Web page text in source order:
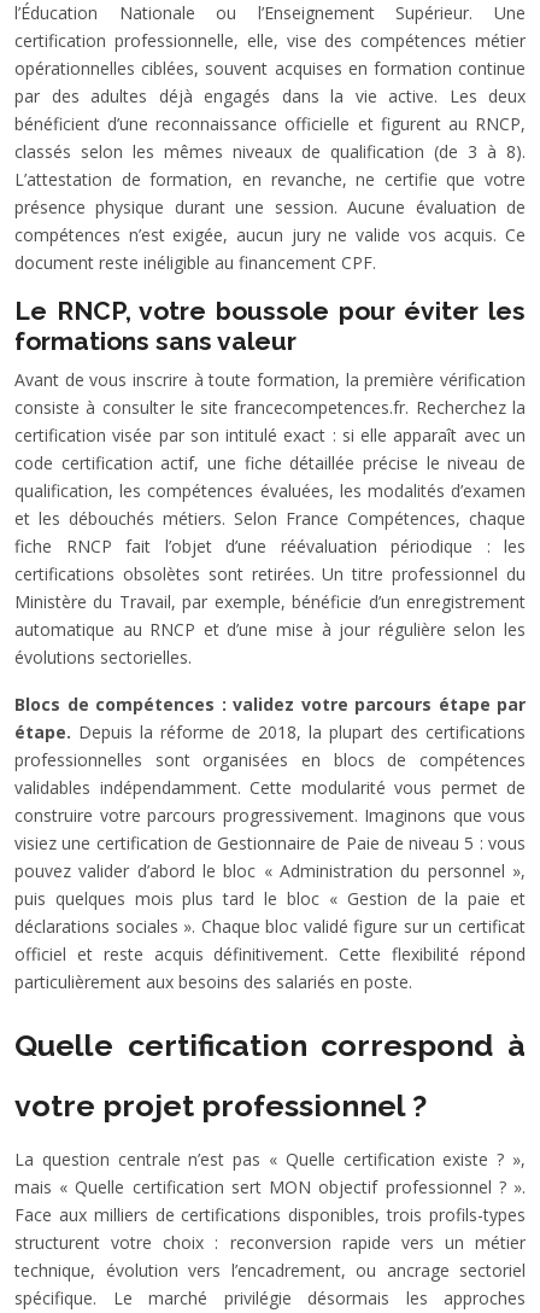
l’Éducation Nationale ou l’Enseignement Supérieur. Une
certification professionnelle, elle, vise des compétences métier
opérationnelles ciblées, souvent acquises en formation continue
par des adultes déjà engagés dans la vie active. Les deux
bénéficient d’une reconnaissance officielle et figurent au RNCP,
classés selon les mêmes niveaux de qualification (de 3 à 8).
L’attestation de formation, en revanche, ne certifie que votre
présence physique durant une session. Aucune évaluation de
compétences n’est exigée, aucun jury ne valide vos acquis. Ce
document reste inéligible au financement CPF.
Le RNCP, votre boussole pour éviter les
formations sans valeur
Avant de vous inscrire à toute formation, la première vérification
consiste à consulter le site francecompetences.fr. Recherchez la
certification visée par son intitulé exact : si elle apparaît avec un
code certification actif, une fiche détaillée précise le niveau de
qualification, les compétences évaluées, les modalités d’examen
et les débouchés métiers. Selon France Compétences, chaque
fiche RNCP fait l’objet d’une réévaluation périodique : les
certifications obsolètes sont retirées. Un titre professionnel du
Ministère du Travail, par exemple, bénéficie d’un enregistrement
automatique au RNCP et d’une mise à jour régulière selon les
évolutions sectorielles.
Blocs de compétences : validez votre parcours étape par
étape. Depuis la réforme de 2018, la plupart des certifications
professionnelles sont organisées en blocs de compétences
validables indépendamment. Cette modularité vous permet de
construire votre parcours progressivement. Imaginons que vous
visiez une certification de Gestionnaire de Paie de niveau 5 : vous
pouvez valider d’abord le bloc « Administration du personnel »,
puis quelques mois plus tard le bloc « Gestion de la paie et
déclarations sociales ». Chaque bloc validé figure sur un certificat
officiel et reste acquis définitivement. Cette flexibilité répond
particulièrement aux besoins des salariés en poste.
Quelle certification correspond à
votre projet professionnel ?
La question centrale n’est pas « Quelle certification existe ? »,
mais « Quelle certification sert MON objectif professionnel ? ».
Face aux milliers de certifications disponibles, trois profils-types
structurent votre choix : reconversion rapide vers un métier
technique, évolution vers l’encadrement, ou ancrage sectoriel
spécifique. Le marché privilégie désormais les approches